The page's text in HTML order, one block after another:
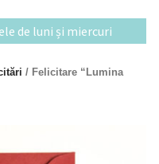
de luni și miercuri
/ Felicitare “Lumina